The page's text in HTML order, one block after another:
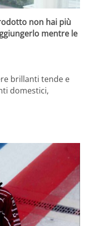
non hai più
mentre le
brillanti tende e
domestici,